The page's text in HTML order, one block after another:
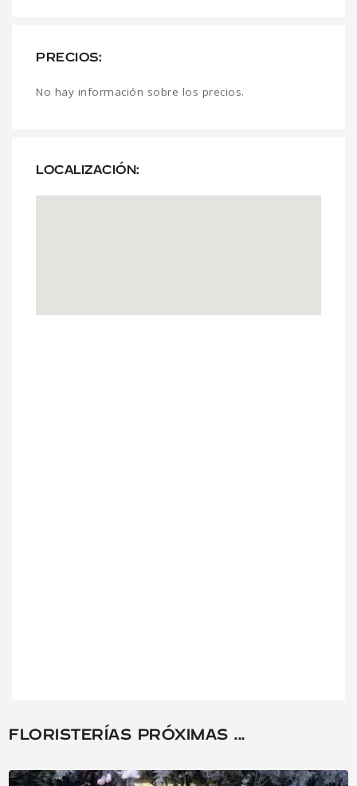
PRECIOS:
No hay información sobre los precios.
LOCALIZACIÓN:
FLORISTERÍAS PRÓXIMAS ...